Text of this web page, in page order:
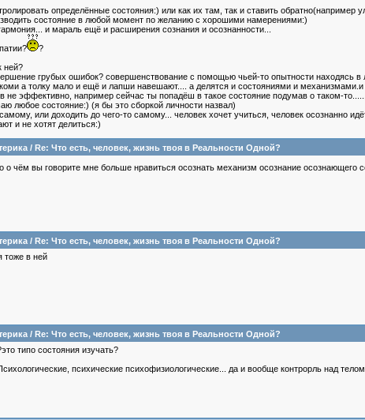
определённые состояния:) или как их там, так и ставить обратно(например
состояние в любой момент по желанию с хорошими намерениями:)
и мараль ещё и расширения сознания и осознанности...
?
ней?
грубых ошибок? совершенствование с помощью чьей-то опытности находясь в
а толку мало и ещё и лапши навешают.... а делятся и состояниями и
эффективно, например сейчас ты попадёш в такое состояние подумав о таком-
любое состояние:) (я бы это сборкой личности назвал)
или доходить до чего-то самому... человек хочет учиться, человек
и не хотят делиться:)
/ Re: Что есть, человек, жизнь твоя в Реальности Одной?
чём вы говорите мне больше нравиться осознать механизм осознание осознающего
/ Re: Что есть, человек, жизнь твоя в Реальности Одной?
тоже в ней
/ Re: Что есть, человек, жизнь твоя в Реальности Одной?
типо состояния изучать?
психические психофизиологические... да и вообще контрорль над телом